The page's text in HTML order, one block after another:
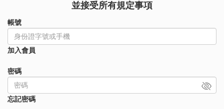
並接受所有規定事項
帳號
加入會員
密碼
忘記密碼